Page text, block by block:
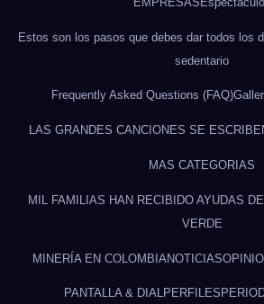
Estos son los pasos que debes dar todos los
sedentario
Frequently Asked Questions (FAQ)
LAS GRANDES CANCIONES SE
MAS CATEGORIAS
MIL FAMILIAS HAN RECIBIDO AYUDAS
VERDE
MINERÍA EN COLOMBIANOTICIAS
PANTALLA & DIALPERFILES